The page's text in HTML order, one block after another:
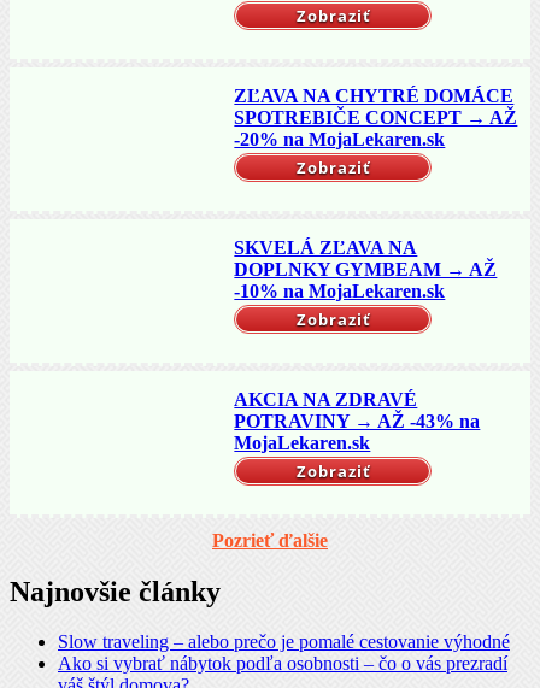
Zobraziť
ZĽAVA NA CHYTRÉ DOMÁCE
SPOTREBIČE CONCEPT → AŽ
-20% na MojaLekaren.sk
Zobraziť
SKVELÁ ZĽAVA NA
DOPLNKY GYMBEAM → AŽ
-10% na MojaLekaren.sk
Zobraziť
AKCIA NA ZDRAVÉ
POTRAVINY → AŽ -43% na
MojaLekaren.sk
Zobraziť
Pozrieť ďalšie
Najnovšie články
Slow traveling – alebo prečo je pomalé cestovanie výhodné
Ako si vybrať nábytok podľa osobnosti – čo o vás prezradí